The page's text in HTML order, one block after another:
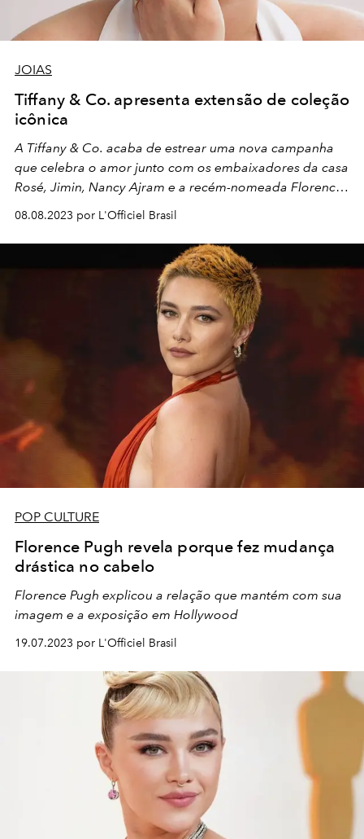
JOIAS
Tiffany & Co. apresenta extensão de coleção
icônica
A Tiffany & Co. acaba de estrear uma nova campanha
que celebra o amor junto com os embaixadores da casa
Rosé, Jimin, Nancy Ajram e a recém-nomeada Florence
08.08.2023 por L'Officiel Brasil
POP CULTURE
Florence Pugh revela porque fez mudança
drástica no cabelo
Florence Pugh explicou a relação que mantém com sua
imagem e a exposição em Hollywood
19.07.2023 por L'Officiel Brasil